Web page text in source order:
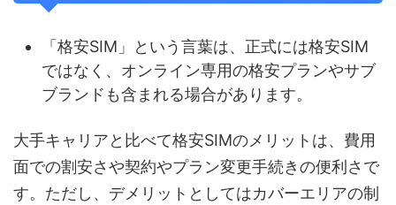
「格安SIM」という言葉は、正式には格安SIM
ではなく、オンライン専用の格安プランやサブ
ブランドも含まれる場合があります。
大手キャリアと比べて格安SIMのメリットは、費用
面での割安さや契約やプラン変更手続きの便利さで
す。ただし、デメリットとしてはカバーエリアの制